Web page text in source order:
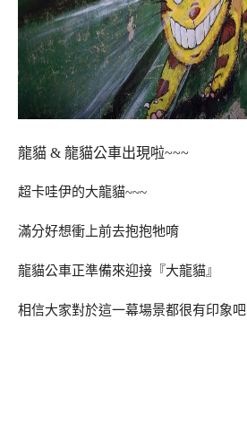
龍貓 & 龍貓公車出現啦~~~
超卡哇伊的大龍貓~~~
滿分好想衝上前去抱抱牠唷
龍貓公車正準備來迎接『大龍貓』
相信大家對於這一幕場景都很有印象吧